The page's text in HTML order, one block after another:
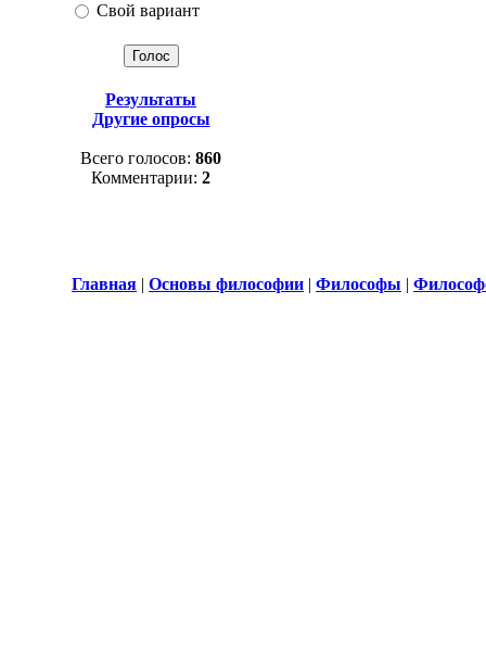
Свой вариант
Результаты
Другие опросы
Всего голосов: 860
Комментарии: 2
Главная | Основы философии | Философы |